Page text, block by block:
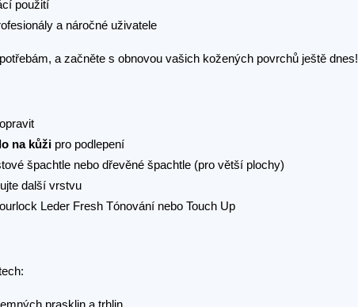
použití
a náročné uživatele
a začněte s obnovou vašich kožených povrchů ještě dnes!
na kůži pro podlepení
špachtle nebo dřevěné špachtle (pro větší plochy)
další vrstvu
Leder Fresh Tónování nebo Touch Up